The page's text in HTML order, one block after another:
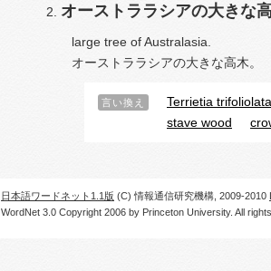
オーストララシアの大きな
large tree of Australasia.
オーストララシアの大きな高木。
言い換え Terrietia trifoliolata
stave wood
日本語ワードネット1.1版 (C) 情報通信研究機構, 2009-2010
WordNet 3.0 Copyright 2006 by Princeton University. All